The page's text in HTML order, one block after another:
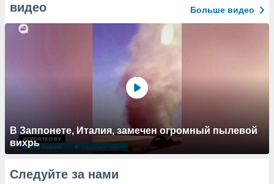
видео Больше видео
В Заппонете, Италия, замечен огромный пылевой
вихрь
Следуйте за нами